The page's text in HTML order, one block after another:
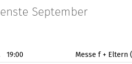
September
19:00
Messe f + Eltern